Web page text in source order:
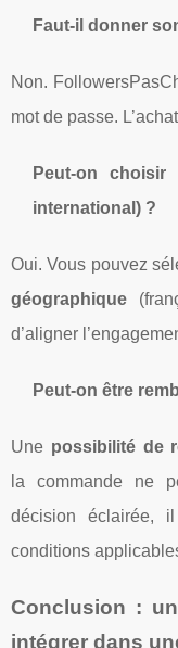
Faut-il donner
Non.
mot de passe.
Peut-on choisir
international) ?
Oui. Vous pouvez
géographique
d’aligner
Peut-on être
Une possibilité de
la commande ne
décision éclairée,
conditions
Conclusion :
intégrer dans